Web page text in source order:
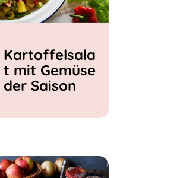
Kartoffelsala
t mit Gemüse
der Saison